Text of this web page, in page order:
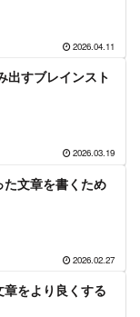
2026.04.11
出すブレインスト
2026.03.19
文章を書くため
2026.02.27
をより良くする